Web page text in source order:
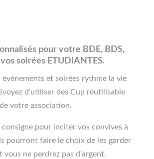
pour votre BDE, BDS,
soirées ETUDIANTES.
évènements et soirées rythme la vie
d’utiliser des Cup réutilisable
votre association.
consigne pour inciter vos convives à
pourront faire le choix de les garder
vous ne perdrez pas d’argent.